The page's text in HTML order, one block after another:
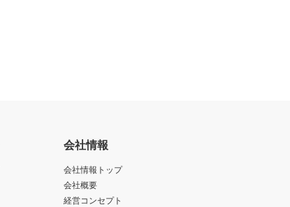
会社情報
会社情報トップ
会社概要
経営コンセプト